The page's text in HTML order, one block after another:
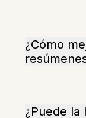
¿Cómo
¿Puede